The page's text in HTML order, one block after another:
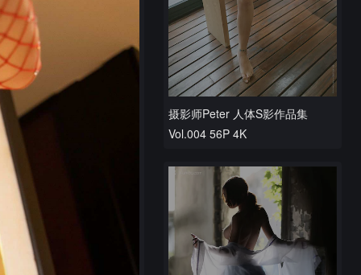
摄影师Peter 人体S影作品集
Vol.004 56P 4K